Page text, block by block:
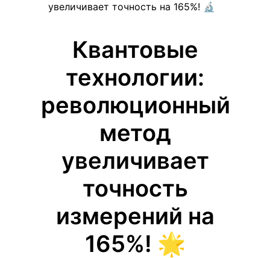
увеличивает точность на 165%! 🔬
Квантовые
технологии:
революционный
метод
увеличивает
точность
измерений на
165%! 🌟